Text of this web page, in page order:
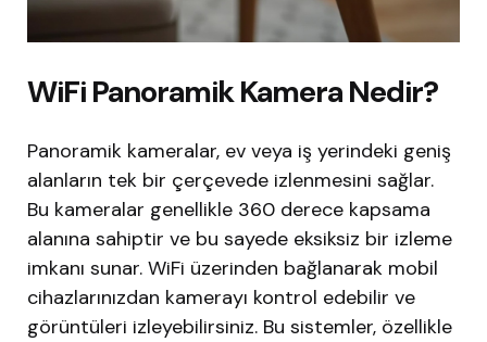
WiFi Panoramik Kamera Nedir?
Panoramik kameralar, ev veya iş yerindeki geniş
alanların tek bir çerçevede izlenmesini sağlar.
Bu kameralar genellikle 360 derece kapsama
alanına sahiptir ve bu sayede eksiksiz bir izleme
imkanı sunar. WiFi üzerinden bağlanarak mobil
cihazlarınızdan kamerayı kontrol edebilir ve
görüntüleri izleyebilirsiniz. Bu sistemler, özellikle